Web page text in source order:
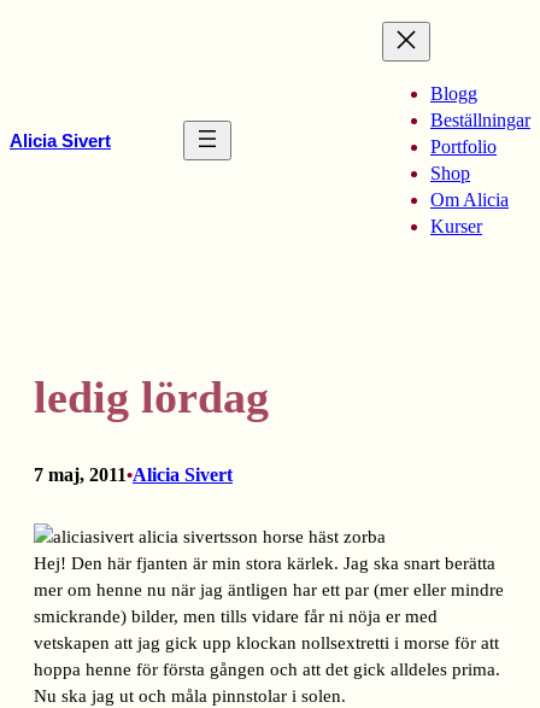
Alicia Sivert
Blogg
Beställningar
Portfolio
Shop
Om Alicia
Kurser
ledig lördag
7 maj, 2011•Alicia Sivert
Hej! Den här fjanten är min stora kärlek. Jag ska snart berätta
mer om henne nu när jag äntligen har ett par (mer eller mindre
smickrande) bilder, men tills vidare får ni nöja er med
vetskapen att jag gick upp klockan nollsextretti i morse för att
hoppa henne för första gången och att det gick alldeles prima.
Nu ska jag ut och måla pinnstolar i solen.